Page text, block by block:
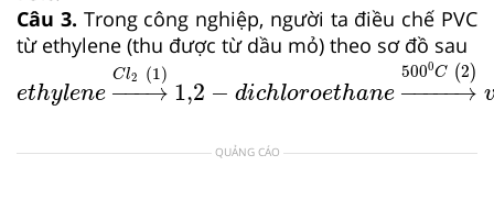
Câu 3. Trong công nghiệp, người ta điều chế PVC
từ ethylene (thu được từ dầu mỏ) theo sơ đồ sau
ethylene
Cl2 (1)
−−−→ 1,2 − dichloroethane
5000C (2)
−−−−−→
et hylene→Cl2 (1) 1,2−d chloroe thane→
QUẢNG CÁO